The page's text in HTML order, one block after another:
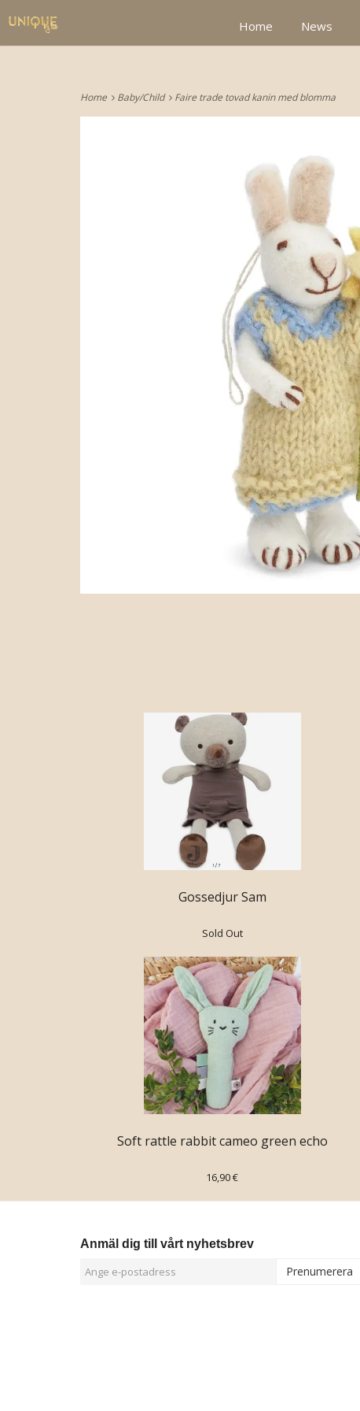
Home Baby/Child Faire trade tovad kanin med blomma
Gossedjur Sam
Sold Out
Soft rattle rabbit cameo green echo
16,90 €
Anmäl dig till vårt nyhetsbrev
Prenumerera
Home News